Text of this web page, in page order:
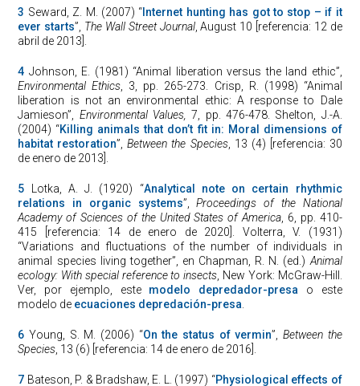
3 Seward, Z. M. (2007) “ Internet hunting has got to stop – if it
ever starts”, The Wall Street Journal, August 10 [referencia: 12 de
abril de 2013].
4 Johnson, E. (1981) “Animal liberation versus the land ethic”,
Environmental Ethics , 3, pp. 265-273. Crisp, R. (1998) “Animal
liberation is not an environmental ethic: A response to Dale
Jamieson”, Environmental Values ,7, pp. 476-478. Shelton, J.-A.
(2004) “Killing animals that don’t fit in: Moral dimensions of
habitat restoration”,Between the Species, 13 (4) [referencia: 30
de enero de 2013].
5 Lotka, A. J. (1920) “Analytical note on certain rhythmic
relations in organic systems”,Proceedings of the National
Academy of Sciences of the United States of America , 6, pp. 410-
415 [referencia: 14 de enero de 2020]. Volterra, V. (1931)
“Variations and fluctuations of the number of individuals in
animal species living together”, en Chapman, R. N. (ed.) Animal
ecology: With special reference to insects , New York: McGraw-Hill.
Ver, por ejemplo, este modelo depredador-presa o este
modelo de ecuaciones depredación-presa
6 Young, S. M. (2006) “On the status of vermin”, Between the
Species , 13 (6) [referencia: 14 de enero de 2016].
7 Bateson, P. & Bradshaw, E. L. (1997) “Physiological effects of